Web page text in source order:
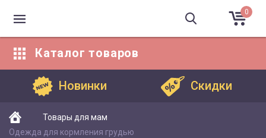
0
Каталог товаров
Новинки Скидки
Товары для мам
Одежда для кормления грудью